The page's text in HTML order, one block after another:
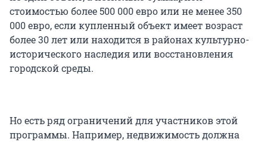
стоимостью более 500 000 евро или не менее 350
000 евро, если купленный объект имеет возраст
более 30 лет или находится в районах культурно-
исторического наследия или восстановления
городской среды.
Но есть ряд ограничений для участников этой
программы. Например, недвижимость должна